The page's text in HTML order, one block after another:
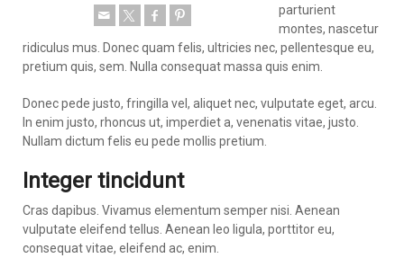
parturient
montes, nascetur
ridiculus mus. Donec quam felis, ultricies nec, pellentesque eu,
pretium quis, sem. Nulla consequat massa quis enim.
Donec pede justo, fringilla vel, aliquet nec, vulputate eget, arcu.
In enim justo, rhoncus ut, imperdiet a, venenatis vitae, justo.
Nullam dictum felis eu pede mollis pretium.
Integer tincidunt
Cras dapibus. Vivamus elementum semper nisi. Aenean
vulputate eleifend tellus. Aenean leo ligula, porttitor eu,
consequat vitae, eleifend ac, enim.